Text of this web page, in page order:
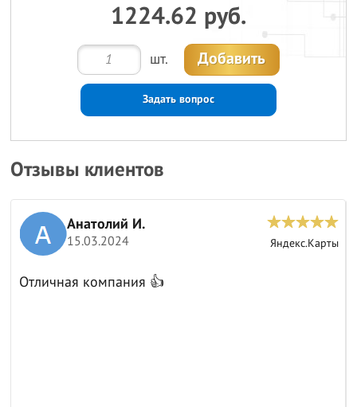
1224.62 руб.
шт. Добавить
Задать вопрос
Отзывы клиентов
Анатолий И.
15.03.2024 Яндекс.Карты
Отличная компания 👍